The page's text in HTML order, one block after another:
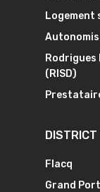
Logement
(RISD)
DISTRICT
Flacq
Grand Port